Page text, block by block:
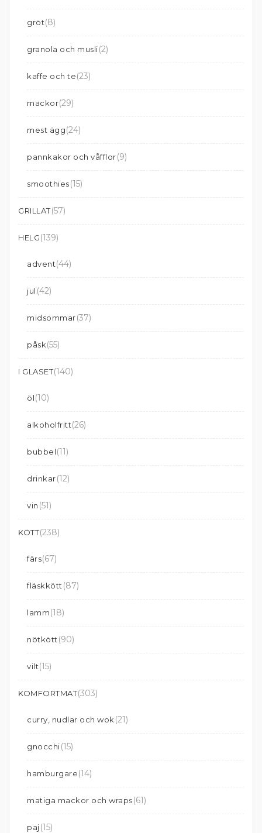
gröt(8)
granola och musli(2)
kaffe och te(23)
mackor(29)
mest ägg(24)
pannkakor och våfflor(9)
smoothies(15)
GRILLAT(57)
HELG(139)
advent(44)
jul (42)
midsommar(37)
påsk(55)
I GLASET(140)
öl(10)
alkoholfritt(26)
bubbel(11)
drinkar(12)
vin (51)
KÖTT(238)
färs(67)
fläskkött (87)
lamm(18)
nötkött (90)
vilt(15)
KOMFORTMAT(303)
curry, nudlar och wok (21)
gnocchi(15)
hamburgare(14)
matiga mackor och wraps(61)
paj(15)